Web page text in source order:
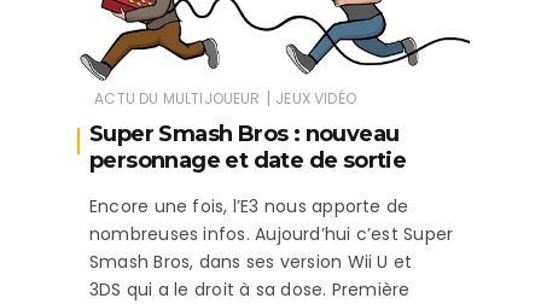
ACTU DU MULTIJOUEUR | JEUX VIDÉO
Super Smash Bros : nouveau
personnage et date de sortie
Encore une fois, l’E3 nous apporte de
nombreuses infos. Aujourd’hui c’est Super
Smash Bros, dans ses version Wii U et
3DS qui a le droit à sa dose. Première